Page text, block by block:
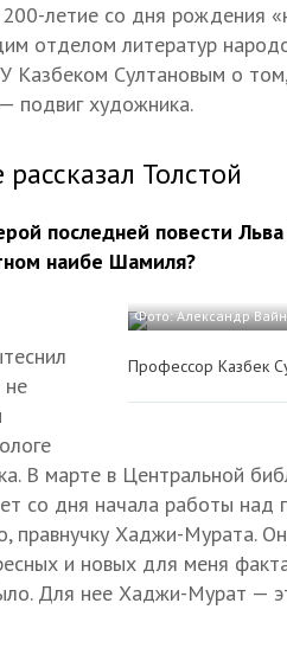
летие со дня рождения
отделом литератур
Султановым о том,
подвиг художника.
Толстой
последней повести Льва
наибе Шамиля?
Фото: Александр
Профессор Казбек
не
В марте в Центральной
со дня начала работы над
правнучку Хаджи-Мурата.
и новых для меня
Для нее Хаджи-Мурат —